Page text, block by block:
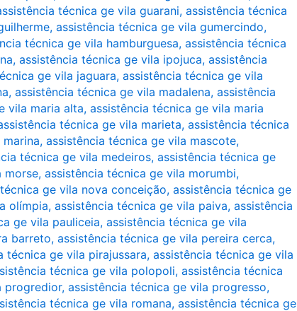
técnica ge vila guarani, assistência técnica
, assistência técnica ge vila gumercindo,
técnica ge vila hamburguesa, assistência técnica
, assistência técnica ge vila ipojuca, assistência
ge vila jaguara, assistência técnica ge vila
, assistência técnica ge vila madalena, assistência
vila maria alta, assistência técnica ge vila maria
técnica ge vila marieta, assistência técnica
, assistência técnica ge vila mascote,
técnica ge vila medeiros, assistência técnica ge
morse, assistência técnica ge vila morumbi,
ge vila nova conceição, assistência técnica ge
olímpia, assistência técnica ge vila paiva, assistência
ge vila pauliceia, assistência técnica ge vila
barreto, assistência técnica ge vila pereira cerca,
técnica ge vila pirajussara, assistência técnica ge vila
técnica ge vila polopoli, assistência técnica
progredior, assistência técnica ge vila progresso,
técnica ge vila romana, assistência técnica ge